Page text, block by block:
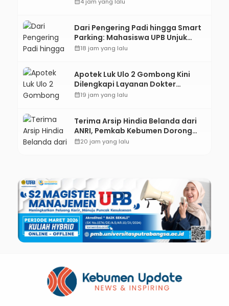
Dari Pengering Padi hingga Smart
Parking: Mahasiswa UPB Unjuk
Gigi Lewat Pameran CODEX 2
calendar_month18 jam yang lalu
Apotek Luk Ulo 2 Gombong Kini
Dilengkapi Layanan Dokter
Spesialis Anak
calendar_month19 jam yang lalu
Terima Arsip Hindia Belanda dari
ANRI, Pemkab Kebumen Dorong
Integrasi Sejarah, Geopark, dan
calendar_month20 jam yang lalu